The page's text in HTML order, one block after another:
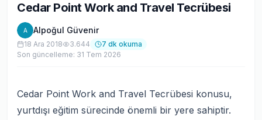
Cedar Point Work and Travel Tecrübesi
A Alpoğul Güvenir
18 Ara 2018 3.644 7 dk okuma
Son güncelleme: 31 Tem 2026
Cedar Point Work and Travel Tecrübesi konusu,
yurtdışı eğitim sürecinde önemli bir yere sahiptir.